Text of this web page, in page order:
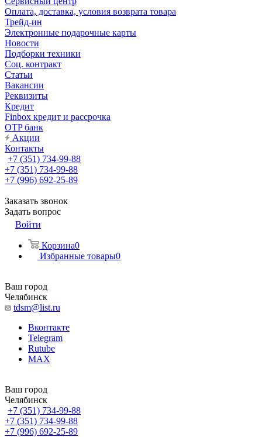
Оплата, доставка, условия возврата товара
Трейд-ин
Электронные подарочные карты
Новости
Подборки техники
Соц. контракт
Статьи
Вакансии
Реквизиты
Кредит
Finbox кредит и рассрочка
OTP банк
Акции
Контакты
+7 (351) 734-99-88
+7 (351) 734-99-88
+7 (996) 692-25-89
Заказать звонок
Задать вопрос
Войти
Корзина0
Избранные товары0
Ваш город
Челябинск
tdsm@list.ru
Вконтакте
Telegram
Rutube
MAX
Ваш город
Челябинск
+7 (351) 734-99-88
+7 (351) 734-99-88
+7 (996) 692-25-89